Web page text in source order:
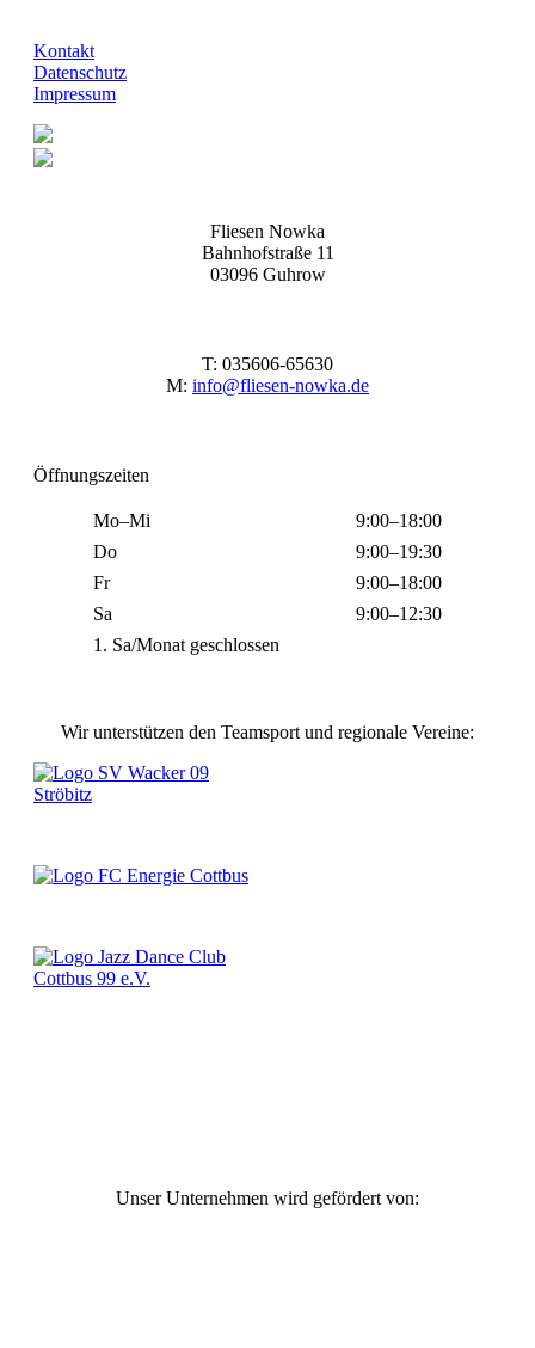
Kontakt
Datenschutz
Impressum
Fliesen Nowka
Bahnhofstraße 11
03096 Guhrow
T: 035606-65630
M: info@fliesen-nowka.de
Öffnungszeiten
Mo–Mi
9:00–18:00
Do
9:00–19:30
Fr
9:00–18:00
Sa
9:00–12:30
1. Sa/Monat geschlossen
Wir unterstützen den Teamsport und regionale Vereine:
Unser Unternehmen wird gefördert von: